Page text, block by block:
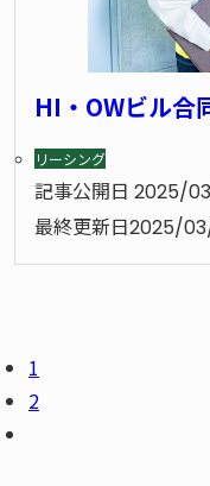
HI・OWビル合
リーシング
記事公開日 2025/
最終更新日2025/
1
2